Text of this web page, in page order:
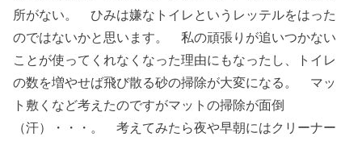
所がない。 ひみは嫌なトイレというレッテルをはった
のではないかと思います。 私の頑張りが追いつかない
ことが使ってくれなくなった理由にもなったし、トイレ
の数を増やせば飛び散る砂の掃除が大変になる。 マッ
ト敷くなど考えたのですがマットの掃除が面倒
（汗）・・・。 考えてみたら夜や早朝にはクリーナー